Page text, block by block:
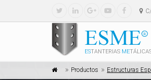
ESTANTERIAS ME
Productos Estructuras